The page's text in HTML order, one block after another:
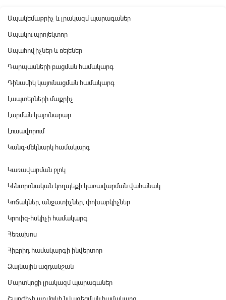
Ապակեմաքրիչ և լրակազմ պարագաներ
Ապակու պրոյեկտոր
Ապահովիչներ և ռելեներ
Դարպասների բացման համակարգ
Դինամիկ կայունացման համակարգ
Լապտերների մաքրիչ
Լարման կայունարար
Լուսավորում
Կանգ-մեկնարկ համակարգ
Կառավարման բլոկ
Կենտրոնական կողպեքի կառավարման վահանակ
Կոճակներ, անջատիչներ, փոխարկիչներ
Կրուիզ-հսկիչի համակարգ
Հեռախոս
Հիբրիդ համակարգի ինվերտոր
Ձայնային ազդանշան
Մարտկոցի լրակազմ պարագաներ